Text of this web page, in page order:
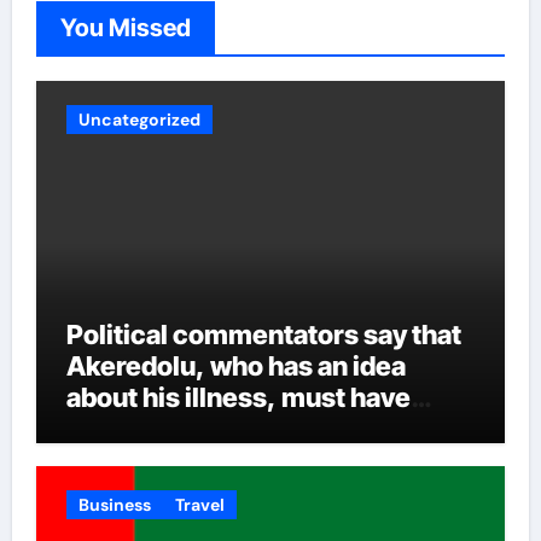
other intrigues and the inclusion of all over time.
You Missed
Uncategorized
Political commentators say that
Akeredolu, who has an idea
about his illness, must have
his son such enormous power to
render the deputy governor’s
office incapacitated. It was
Business Travel